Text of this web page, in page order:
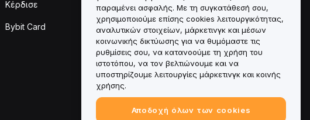
Κέρδισε
Bybit Card
Σύνοψη της Πολιτικής
Θεματοφυλακής και
Διαχείρισης
Πληροφορίες ESG
Crypto-Asset White Papers
παραμένει ασφαλής. Με τη συγκατάθεσή σου,
χρησιμοποιούμε επίσης cookies λειτουργικότητας,
αναλυτικών στοιχείων, μάρκετινγκ και μέσων
κοινωνικής δικτύωσης για να θυμόμαστε τις
ρυθμίσεις σου, να κατανοούμε τη χρήση του
ιστοτόπου, να τον βελτιώνουμε και να
υποστηρίζουμε λειτουργίες μάρκετινγκ και κοινής
χρήσης.
Αποδοχή όλων των cookies